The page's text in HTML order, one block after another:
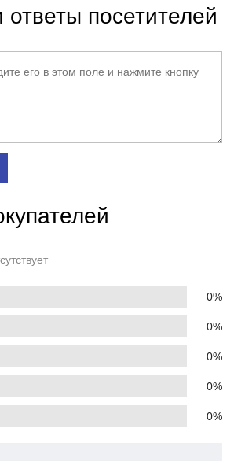
посетителей
0%
0%
0%
0%
0%